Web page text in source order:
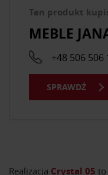
Realizacja Crystal 05 to
Ten produkt
MEBLE
+48 506 506
SPRAWDŹ